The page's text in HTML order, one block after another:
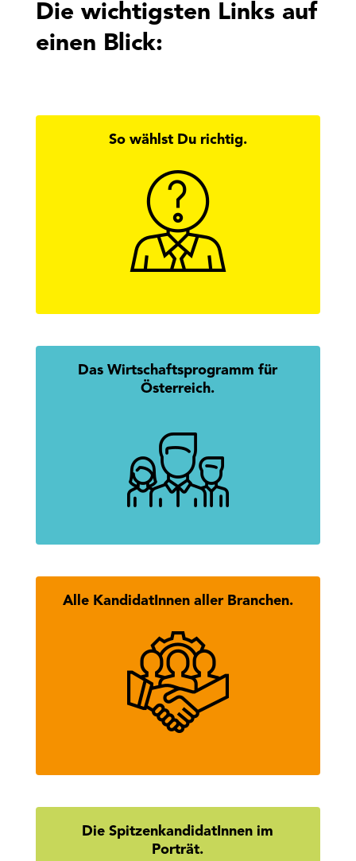
Die wichtigsten Links auf
einen Blick:
So wählst Du richtig.
Hier findest Du alle Antworten zur
Wirtschaftskammerwahl.
mehr erfahren
Das Wirtschaftsprogramm für
Österreich.
mehr erfahren
Alle KandidatInnen aller Branchen.
Hier findest Du alle KandidatInnen
des Tiroler Wirtschaftsbundes.
mehr erfahren
Die SpitzenkandidatInnen im
Porträt.